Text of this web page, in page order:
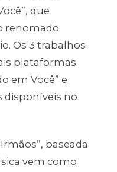
que
renomado
Os 3 trabalhos
plataformas.
em Você” e
disponíveis no
baseada
vem como